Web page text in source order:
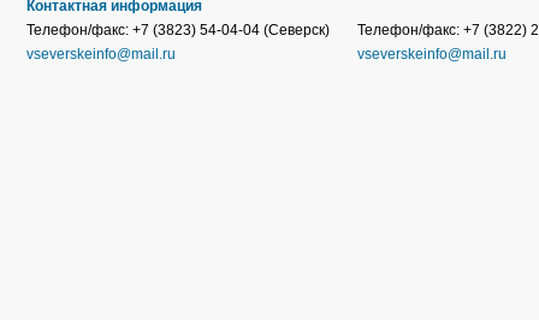
Контактная информация
Телефон/факс: +7 (3823) 54-04-04 (Северск)
vseverskeinfo@mail.ru
Телефон/факс: +7 (3822)
vseverskeinfo@mail.ru